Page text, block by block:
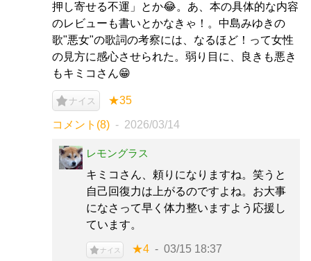
押し寄せる不運」とか😂。あ、本の具体的な内容
のレビューも書いとかなきゃ！。中島みゆきの
歌"悪女"の歌詞の考察には、なるほど！って女性
の見方に感心させられた。弱り目に、良きも悪き
もキミコさん😁
ナイス ★35
コメント(8) 2026/03/14
レモングラス
キミコさん、頼りになりますね。笑うと
自己回復力は上がるのですよね。お大事
になさって早く体力整いますよう応援し
ています。
ナイス ★4 03/15 18:37